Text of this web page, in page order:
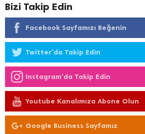
Bizi Takip Edin
Facebook Sayfamızı Beğenin
Twitter'da Takip Edin
Instagram'da Takip Edin
Youtube Kanalımıza Abone Olun
Google Business Sayfamız